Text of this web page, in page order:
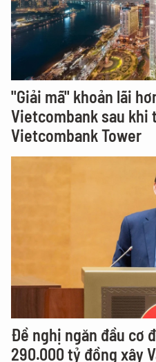
"Giải mã" khoản lãi
Vietcombank sau khi
Vietcombank Tower
Đề nghị ngăn đầu cơ
290.000 tỷ đồng xây